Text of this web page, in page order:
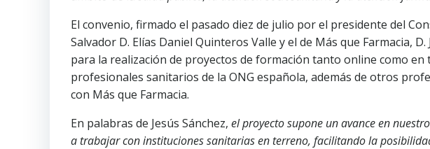
El convenio, firmado el pasado diez de julio por el presidente del
Salvador D. Elías Daniel Quinteros Valle y el de Más que Farmacia,
para la realización de proyectos de formación tanto online como
profesionales sanitarios de la ONG española, además de otros
con Más que Farmacia.
En palabras de Jesús Sánchez, el proyecto supone un avance en
a trabajar con instituciones sanitarias en terreno, facilitando la